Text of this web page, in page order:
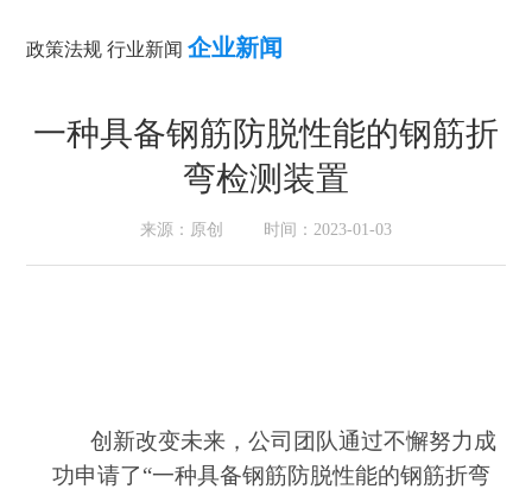
政策法规 行业新闻 企业新闻
一种具备钢筋防脱性能的钢筋折
弯检测装置
来源：原创 时间：2023-01-03
创新改变未来，公司团队通过不懈努力成
功申请了“一种具备钢筋防脱性能的钢筋折弯